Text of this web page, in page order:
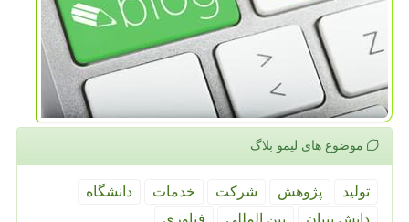
موضوع های لیمو بلاگ
تولید پژوهش شركت خدمات
دانشگاه
دانش بنیان
بین المللی فناوری